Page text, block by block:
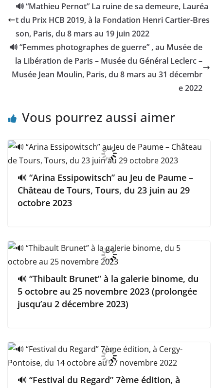
🔊 “Mathieu Pernot” La ruine de sa demeure, Lauréa
t du Prix HCB 2019, à la Fondation Henri Cartier-Bres
son, Paris, du 8 mars au 19 juin 2022
🔊 “Femmes photographes de guerre” , au Musée de
la Libération de Paris – Musée du Général Leclerc –
Musée Jean Moulin, Paris, du 8 mars au 31 décembr
e 2022
Vous pourrez aussi aimer
🔊 “Arina Essipowitsch” au Jeu de Paume –
Château de Tours, Tours, du 23 juin au 29
octobre 2023
🔊 “Thibault Brunet” à la galerie binome, du
5 octobre au 25 novembre 2023 (prolongée
jusqu’au 2 décembre 2023)
🔊 “Festival du Regard” 7ème édition, à